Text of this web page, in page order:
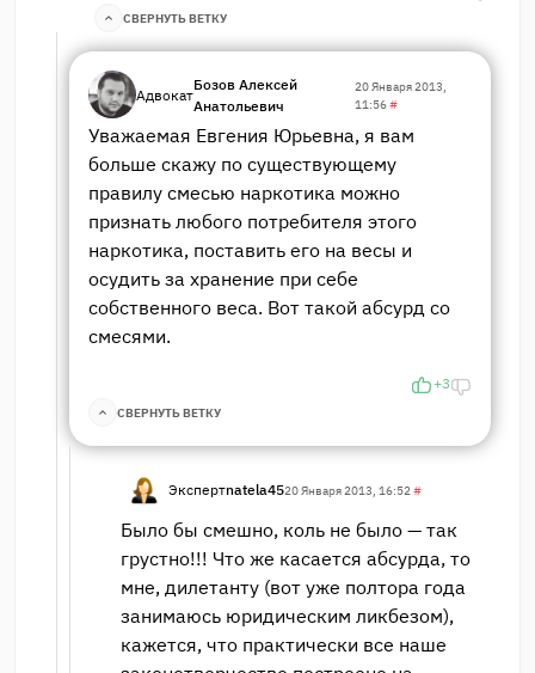
СВЕРНУТЬ ВЕТКУ
Адвокат
Бозов Алексей
Анатольевич
20 Января 2013,
11:56#
Уважаемая Евгения Юрьевна, я вам
больше скажу по существующему
правилу смесью наркотика можно
признать любого потребителя этого
наркотика, поставить его на весы и
осудить за хранение при себе
собственного веса. Вот такой абсурд со
смесями.
+3
СВЕРНУТЬ ВЕТКУ
Экспертnatela4520 Января 2013, 16:52#
Было бы смешно, коль не было — так
грустно!!! Что же касается абсурда, то
мне, дилетанту (вот уже полтора года
занимаюсь юридическим ликбезом),
кажется, что практически все наше